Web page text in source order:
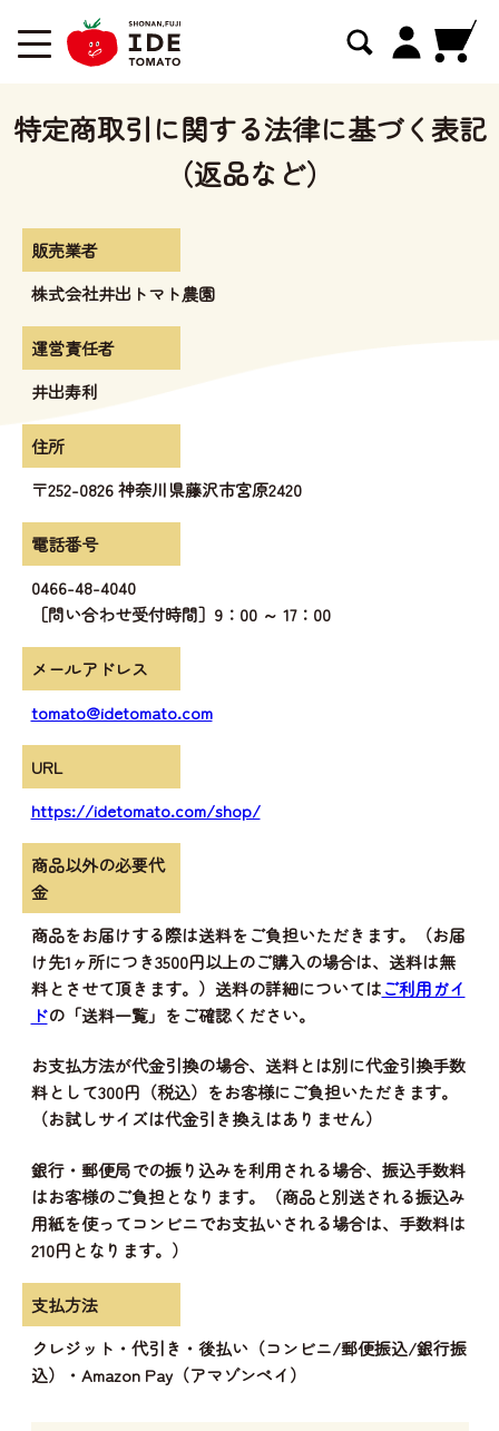
特定商取引に関する法律に基づく表記
（返品など）
販売業者
株式会社井出トマト農園
運営責任者
井出寿利
住所
〒252-0826 神奈川県藤沢市宮原2420
電話番号
0466-48-4040
［問い合わせ受付時間］9：00 ～ 17：00
メールアドレス
tomato@idetomato.com
URL
https://idetomato.com/shop/
商品以外の必要代
金
商品をお届けする際は送料をご負担いただきます。（お届
け先1ヶ所につき3500円以上のご購入の場合は、送料は無
料とさせて頂きます。）送料の詳細についてはご利用ガイ
ドの「送料一覧」をご確認ください。
お支払方法が代金引換の場合、送料とは別に代金引換手数
料として300円（税込）をお客様にご負担いただきます。
（お試しサイズは代金引き換えはありません）
銀行・郵便局での振り込みを利用される場合、振込手数料
はお客様のご負担となります。（商品と別送される振込み
用紙を使ってコンビニでお支払いされる場合は、手数料は
210円となります。）
支払方法
クレジット・代引き・後払い（コンビニ/郵便振込/銀行振
込）・Amazon Pay（アマゾンペイ）